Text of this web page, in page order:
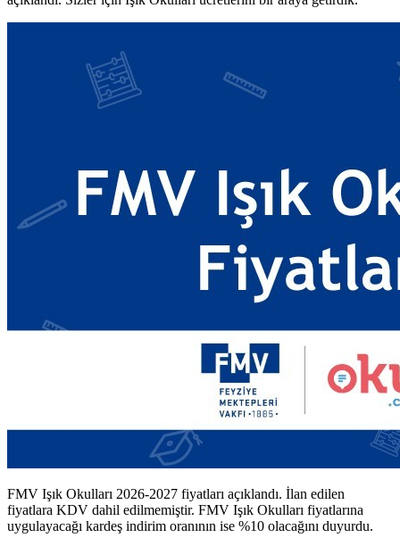
FMV Işık Okulları 2026-2027 fiyatları açıklandı. İlan edilen
fiyatlara KDV dahil edilmemiştir. FMV Işık Okulları fiyatlarına
uygulayacağı kardeş indirim oranının ise %10 olacağını duyurdu.